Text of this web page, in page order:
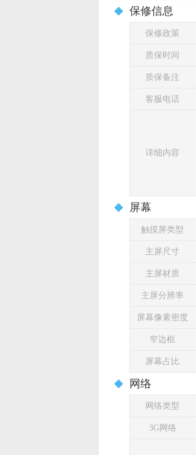
保修信息
保修政策
质保时间
质保备注
客服电话
详细内容
屏幕
触摸屏类型
主屏尺寸
主屏材质
主屏分辨率
屏幕像素密度
窄边框
屏幕占比
网络
网络类型
3G网络